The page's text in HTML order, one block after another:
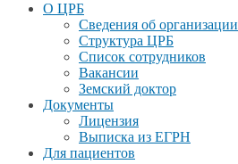
О ЦРБ
Сведения об организации
Структура ЦРБ
Список сотрудников
Вакансии
Земский доктор
Документы
Лицензия
Выписка из ЕГРН
Для пациентов